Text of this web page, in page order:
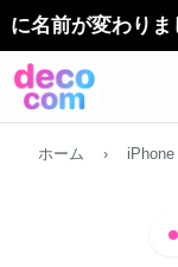
ホーム › iPhone